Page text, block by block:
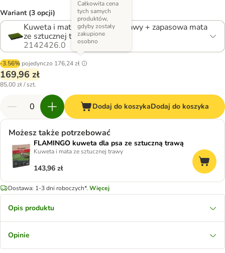
Wariant (3 opcji)
Kuweta i mata ze sztucznej trawy + zapasowa mata
ze sztucznej trawy
2142426.0
-3.56% pojedynczo 176,24 zł
Całkowita cena
tych samych
produktów,
gdyby zostały
zakupione
osobno
169,96 zł
85,00 zł / szt.
Dodaj do koszykaDodaj do koszyka
Możesz także potrzebować
FLAMINGO kuweta dla psa ze sztuczną trawą
Kuweta i mata ze sztucznej trawy
143,96 zł
Dostawa: 1-3 dni roboczych*. Więcej
Opis produktu
Opinie